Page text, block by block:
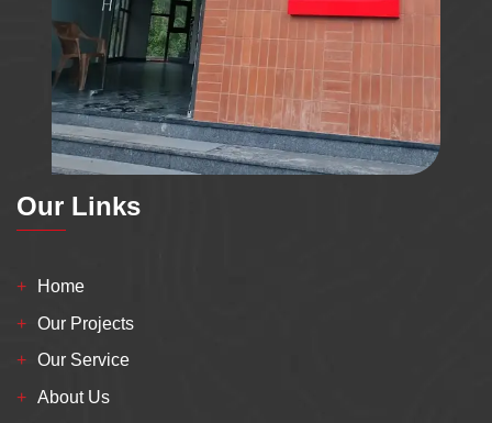
Our Links
Home
Our Projects
Our Service
About Us